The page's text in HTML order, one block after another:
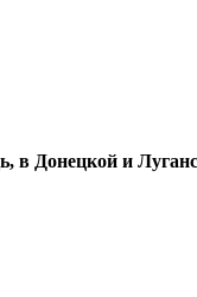
Донецкой и